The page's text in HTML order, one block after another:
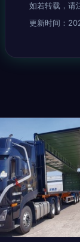
如若转载，
更新时间：